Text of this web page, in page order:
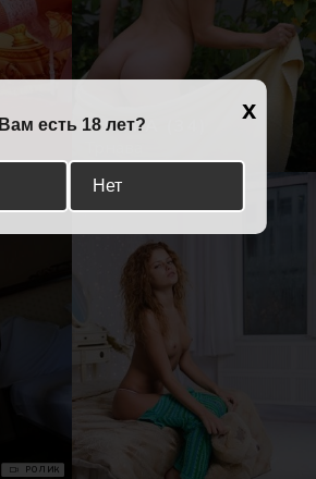
ФЛОРА
РОЛИК
x
Вам есть 18 лет?
Нет